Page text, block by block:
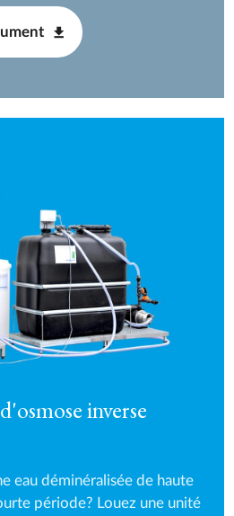
inverse
eau déminéralisée de haute
période? Louez une unité